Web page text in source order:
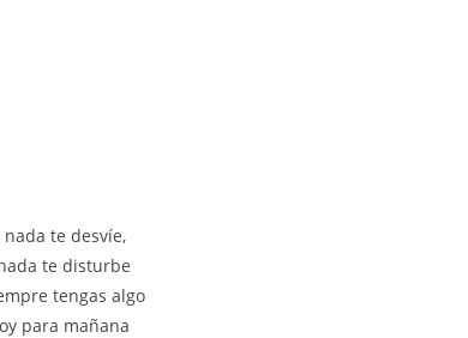
nada te desvíe,
te disturbe
tengas algo
para mañana